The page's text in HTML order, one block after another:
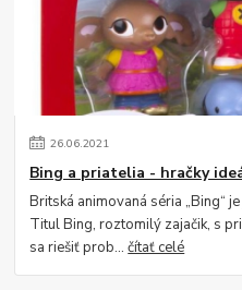
26.06.2021
Bing a priatelia - hračky
Britská animovaná séria „Bing“
Titul Bing, roztomilý zajačik, s
sa riešiť prob...čítať celé